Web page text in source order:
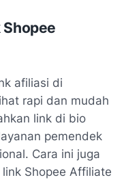
Shopee
afiliasi di
rapi dan mudah
link di bio
pemendek
Cara ini juga
Shopee Affiliate